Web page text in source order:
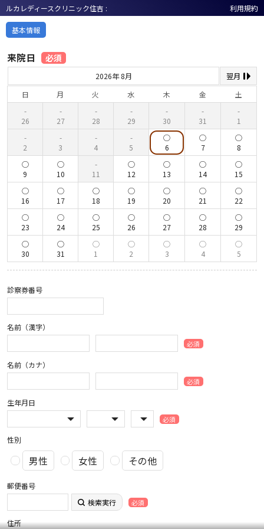
ルカレディースクリニック住吉 : 利用規約
基本情報
来院日 必須
2026年 8月
翌月
日
月 火 水 木 金 土
26 27 28 29 30 31 1
2 3 4 5 6 7 8
9 10 11 12 13 14 15
16 17 18 19 20 21 22
23 24 25 26 27 28 29
30 31 1 2 3 4 5
診察券番号
名前（漢字）
必須
名前（カナ）
必須
生年月日
必須
性別
男性 女性 その他
郵便番号
検索実行
必須
住所